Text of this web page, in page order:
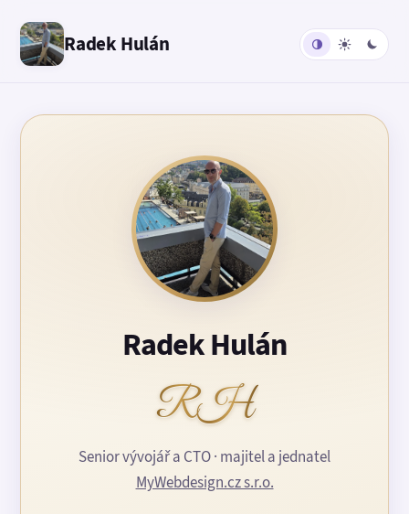
Radek Hulán
Radek Hulán
RH
Senior vývojář a CTO · majitel a jednatel
MyWebdesign.cz s.r.o.